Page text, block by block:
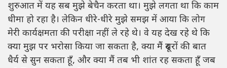
शुरुआत में यह सब मुझे बेचैन करता था। मुझे लगता था कि काम
धीमा हो रहा है। लेकिन धीरे-धीरे मुझे समझ में आया कि लोग
मेरी कार्यक्षमता की परीक्षा नहीं ले रहे थे। वे यह देख रहे थे कि
क्या मुझ पर भरोसा किया जा सकता है, क्या मैं दूसरों की बात
धैर्य से सुन सकता हूँ, और क्या मैं तब भी शांत रह सकता हूँ जब